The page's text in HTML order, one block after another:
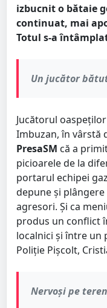
izbucnit o bătaie
continuat, mai
Totul s-a
Un jucător
Jucătorul
Imbuzan, în vârstă
PresaSM că a
picioarele de la
portarul echipei
depune și
agresori. Și ca
produs un conflict
localnici și între un
Poliție Pișcolt,
Nervoși pe